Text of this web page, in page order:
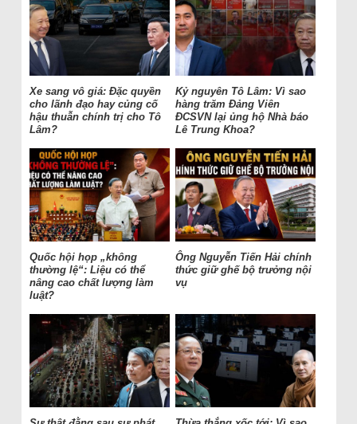
Xe sang vô giá: Đặc quyền
cho lãnh đạo hay củng cố
hậu thuẫn chính trị cho Tô
Lâm?
Kỷ nguyên Tô Lâm: Vì sao
hàng trăm Đảng Viên
ĐCSVN lại ủng hộ Nhà báo
Lê Trung Khoa?
Quốc hội họp „không
thường lệ“: Liệu có thể
nâng cao chất lượng làm
luật?
Ông Nguyễn Tiến Hải chính
thức giữ ghế bộ trưởng nội
vụ